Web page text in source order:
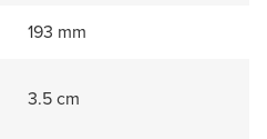
193 mm
3.5 cm